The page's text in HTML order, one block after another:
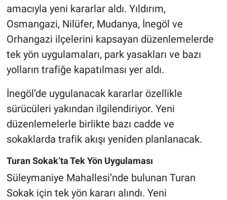
amacıyla yeni kararlar aldı. Yıldırım,
Osmangazi, Nilüfer, Mudanya, İnegöl ve
Orhangazi ilçelerini kapsayan düzenlemelerde
tek yön uygulamaları, park yasakları ve bazı
yolların trafiğe kapatılması yer aldı.
İnegöl’de uygulanacak kararlar özellikle
sürücüleri yakından ilgilendiriyor. Yeni
düzenlemelerle birlikte bazı cadde ve
sokaklarda trafik akışı yeniden planlanacak.
Turan Sokak’ta Tek Yön Uygulaması
Süleymaniye Mahallesi’nde bulunan Turan
Sokak için tek yön kararı alındı. Yeni